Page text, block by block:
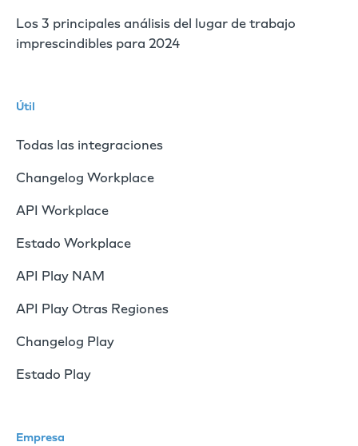
Los 3 principales análisis del lugar de trabajo
imprescindibles para 2024
Útil
Todas las integraciones
Changelog Workplace
API Workplace
Estado Workplace
API Play NAM
API Play Otras Regiones
Changelog Play
Estado Play
Empresa